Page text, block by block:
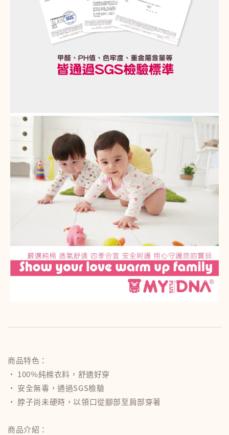
商品特色：
‧ 100%純棉衣料，舒適好穿
‧ 安全無毒，通過SGS檢驗
‧ 脖子尚未硬時，以領口從腳部至肩部穿著
商品介紹：